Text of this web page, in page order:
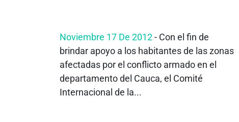
Noviembre 17 De 2012- Con el fin de
brindar apoyo a los habitantes de las zonas
afectadas por el conflicto armado en el
departamento del Cauca, el Comité
Internacional de la...